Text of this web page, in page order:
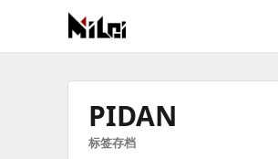
有
PIDAN
标签存档